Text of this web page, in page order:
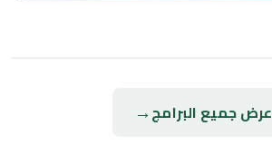
عرض جميع البرامج→